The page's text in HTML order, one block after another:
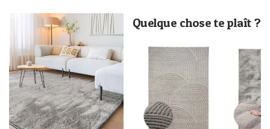
Quelque chose te plaît ?